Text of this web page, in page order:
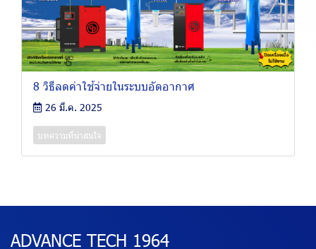
8 วิธีลดค่าใช้จ่ายในระบบอัดอากาศ
26 มี.ค. 2025
บทความที่น่าสนใจ
ADVANCE TECH 1964